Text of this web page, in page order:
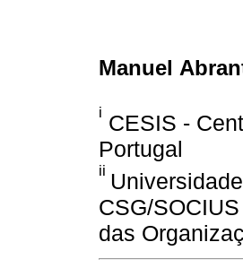
Manuel
i CESIS -
Portugal
ii
CSG/
das